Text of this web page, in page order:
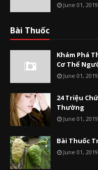
June 01, 2019
Bài Thuốc
Khám Phá
Cơ Thể
June 01, 2019
24 Triệu
Thường
June 01, 2019
Bài Thuốc
June 01, 2019